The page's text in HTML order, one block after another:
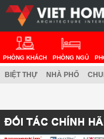
PHÒNG KHÁCH PHÒNG NGỦ
BIỆT THỰ NHÀ PHỐ